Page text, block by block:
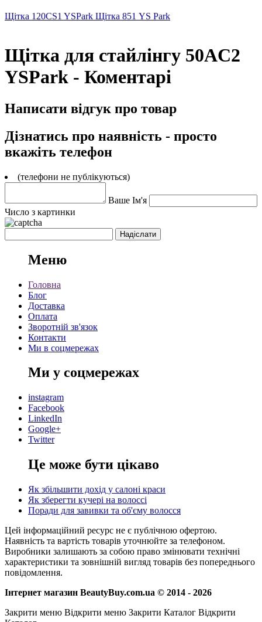
Щітка 120CS1 YSPark Щітка 851 YS Park
Щітка для стайлінгу 50AC2
YSPark - Коментарі
Написати відгук про товар
Дізнатись про наявність - просто
вкажіть телефон
(телефони не публікуються)
Ваше Ім'я
Число з картинки
Меню
Головна
Блог
Доставка
Оплата
Зворотній зв'язок
Контакти
Ми в соцмережах
Ми у соцмережах
instagram
Facebook
LinkedIn
Google+
Twitter
Це може бути цікаво
Як збільшити дохід у салоні краси
Як зберегти кучері на волоссі
Поради для завивки та об'єму волосся
Цей інформаційний ресурс не є публічною офертою.
Наявність та вартість товарів уточнюйте за телефоном.
Виробники залишають за собою право змінювати технічні
характеристики та зовнішній вигляд товарів без попереднього
повідомлення.
Інтернет магазин BeautyBuy.com.ua © 2014 - 2026
Закрити меню Відкрити меню Закрити Каталог Відкрити